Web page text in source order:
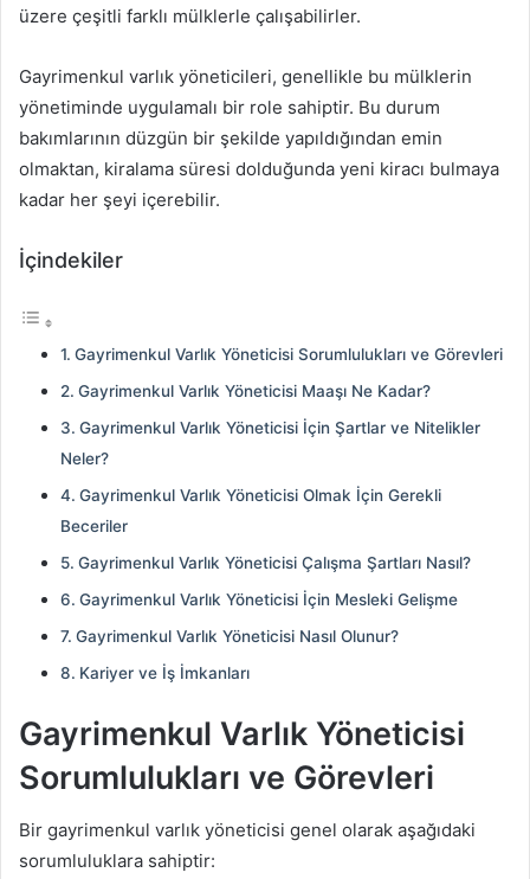
üzere çeşitli farklı mülklerle çalışabilirler.
Gayrimenkul varlık yöneticileri, genellikle bu mülklerin
yönetiminde uygulamalı bir role sahiptir. Bu durum
bakımlarının düzgün bir şekilde yapıldığından emin
olmaktan, kiralama süresi dolduğunda yeni kiracı bulmaya
kadar her şeyi içerebilir.
İçindekiler
Gayrimenkul Varlık Yöneticisi Sorumlulukları ve Görevleri
Gayrimenkul Varlık Yöneticisi Maaşı Ne Kadar?
Gayrimenkul Varlık Yöneticisi İçin Şartlar ve Nitelikler
Neler?
Gayrimenkul Varlık Yöneticisi Olmak İçin Gerekli
Beceriler
Gayrimenkul Varlık Yöneticisi Çalışma Şartları Nasıl?
Gayrimenkul Varlık Yöneticisi İçin Mesleki Gelişme
Gayrimenkul Varlık Yöneticisi Nasıl Olunur?
Kariyer ve İş İmkanları
Gayrimenkul Varlık Yöneticisi
Sorumlulukları ve Görevleri
Bir gayrimenkul varlık yöneticisi genel olarak aşağıdaki
sorumluluklara sahiptir: